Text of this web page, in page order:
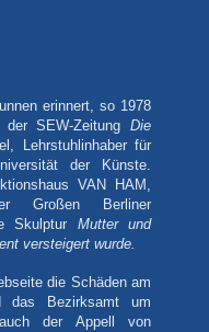
erinnert, so 1978
SEW-Zeitung Die
Lehrstuhlinhaber für
der Künste.
VAN HAM,
Großen Berliner
Skulptur Mutter und
versteigert wurde.
die Schäden am
das Bezirksamt um
der Appell von